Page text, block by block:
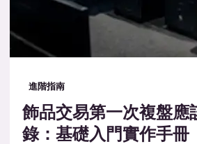
進階指南
飾品交易第一次複盤應
錄：基礎入門實作手冊